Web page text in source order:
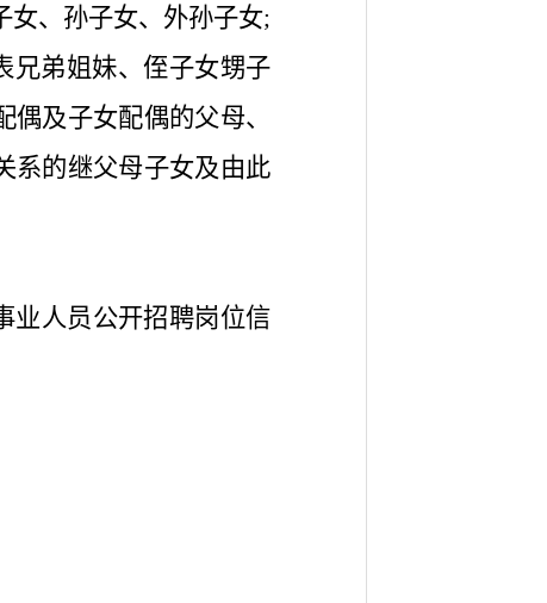
女、孙子女、外孙子女;
兄弟姐妹、侄子女甥子
及子女配偶的父母、
系的继父母子女及由此
业人员公开招聘岗位信